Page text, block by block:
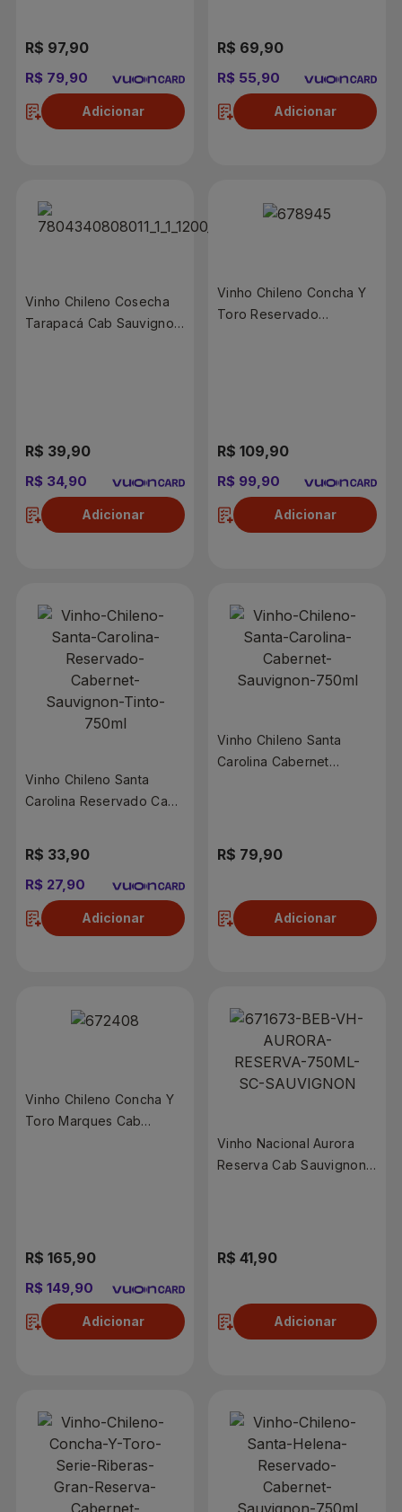
R$ 97,90
R$ 79,90
Adicionar
R$ 69,90
R$ 55,90
Adicionar
Vinho Chileno Cosecha
Tarapacá Cab Sauvignon
R$ 39,90
R$ 34,90
Adicionar
Vinho Chileno Concha Y
Toro Reservado
R$ 109,90
R$ 99,90
Adicionar
Vinho Chileno Santa
Carolina Reservado Cab
R$ 33,90
R$ 27,90
Adicionar
Vinho Chileno Santa
Carolina Cabernet
R$ 79,90
Adicionar
Vinho Chileno Concha Y
Toro Marques Cab
R$ 165,90
R$ 149,90
Adicionar
Vinho Nacional Aurora
Reserva Cab Sauvignon
R$ 41,90
Adicionar